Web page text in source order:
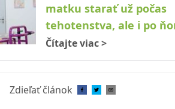
matku starať už počas
tehotenstva, ale i po
Čítajte viac>
Zdieľať článok